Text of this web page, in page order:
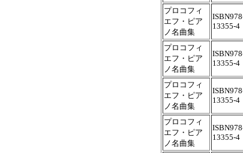
プロコフィ
エフ・ピア
ノ名曲集
13355-4
プロコフィ
エフ・ピア
ノ名曲集
13355-4
プロコフィ
エフ・ピア
ノ名曲集
13355-4
プロコフィ
エフ・ピア
ノ名曲集
13355-4